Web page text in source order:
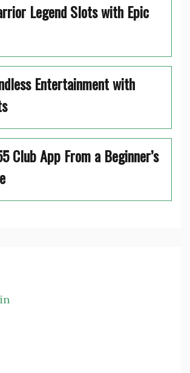
Legend Slots with Epic
Entertainment with
Club App From a Beginner’s